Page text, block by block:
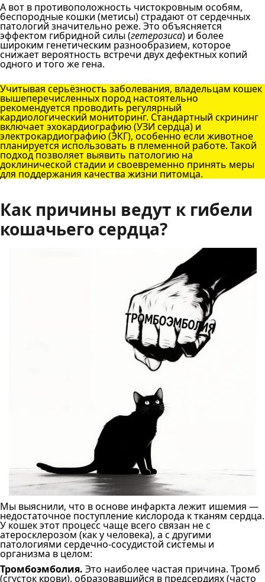
А вот в противоположность чистокровным особям,
беспородные кошки (метисы) страдают от сердечных
патологий значительно реже. Это объясняется
эффектом гибридной силы (гетерозиса) и более
широким генетическим разнообразием, которое
снижает вероятность встречи двух дефектных копий
одного и того же гена.
Учитывая серьёзность заболевания, владельцам кошек
вышеперечисленных пород настоятельно
рекомендуется проводить регулярный
кардиологический мониторинг. Стандартный скрининг
включает эхокардиографию (УЗИ сердца) и
электрокардиографию (ЭКГ), особенно если животное
планируется использовать в племенной работе. Такой
подход позволяет выявить патологию на
доклинической стадии и своевременно принять меры
для поддержания качества жизни питомца.
Как причины ведут к гибели
кошачьего сердца?
Мы выяснили, что в основе инфаркта лежит ишемия —
недостаточное поступление кислорода к тканям сердца.
У кошек этот процесс чаще всего связан не с
атеросклерозом (как у человека), а с другими
патологиями сердечно-сосудистой системы и
организма в целом:
Тромбоэмболия. Это наиболее частая причина. Тромб
(сгусток крови), образовавшийся в предсердиях (часто